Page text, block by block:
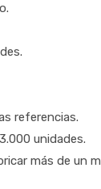
referencias.
unidades.
más de un